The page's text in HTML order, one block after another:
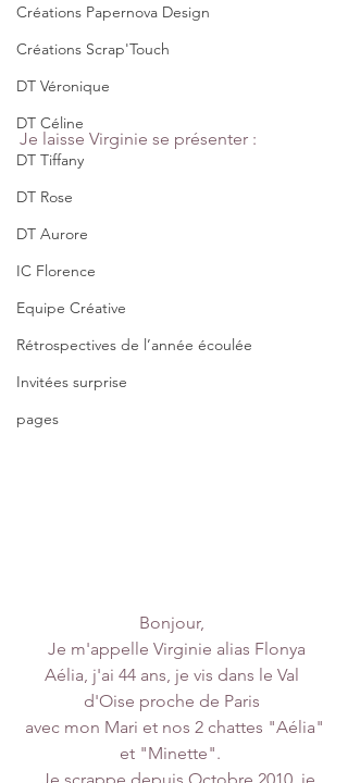
Créations Papernova Design
Créations Scrap'Touch
DT Véronique
DT Céline
DT Tiffany
DT Rose
DT Aurore
IC Florence
Equipe Créative
Rétrospectives de l’année écoulée
Invitées surprise
pages
Je laisse Virginie se présenter :
  Bonjour,
Aélia, j'ai 44 ans, je vis dans le Val
d'Oise proche de Paris
et "Minette".